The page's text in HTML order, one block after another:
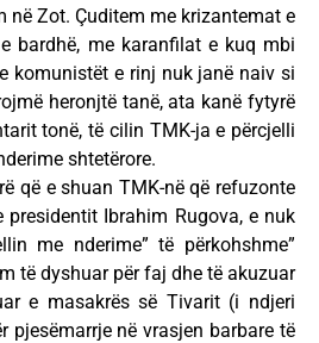
në Zot. Çuditem me krizantemat e
bardhë, me karanfilat e kuq mbi
komunistët e rinj nuk janë naiv si
heronjtë tanë, ata kanë fytyrë
tonë, të cilin TMK-ja e përcjelli
shtetërore.
që e shuan TMK-në që refuzonte
Ibrahim Rugova, e nuk
me nderime” të përkohshme”
të dyshuar për faj dhe të akuzuar
e masakrës së Tivarit (i ndjeri
pjesëmarrje në vrasjen barbare të